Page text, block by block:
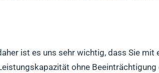
ist es uns sehr wichtig, dass Sie mit
ohne Beeinträchtigung